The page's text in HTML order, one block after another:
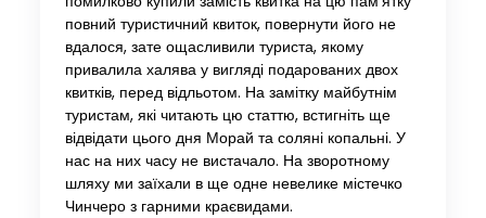
повний туристичний квиток, повернути його не
вдалося, зате ощасливили туриста, якому
привалила халява у вигляді подарованих двох
квитків, перед відльотом. На замітку майбутнім
туристам, які читають цю статтю, встигніть ще
відвідати цього дня Морай та соляні копальні. У
нас на них часу не вистачало. На зворотному
шляху ми заїхали в ще одне невелике містечко
Чинчеро з гарними краєвидами.